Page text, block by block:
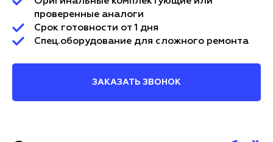
проверенные аналоги
Срок готовности от 1 дня
Спец.оборудование для сложного ремонта
ЗАКАЗАТЬ ЗВОНОК